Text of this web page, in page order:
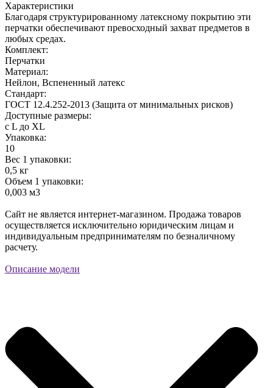
Характеристики
Благодаря структурированному латексному покрытию эти
перчатки обеспечивают превосходный захват предметов в
любых средах.
Комплект:
Перчатки
Материал:
Нейлон, Вспененный латекс
Стандарт:
ГОСТ 12.4.252-2013 (Защита от минимальных рисков)
Доступные размеры:
с L до XL
Упаковка:
10
Вес 1 упаковки:
0,5 кг
Объем 1 упаковки:
0,003 м3
Сайт не является интернет-магазином. Продажа товаров
осуществляется исключительно юридическим лицам и
индивидуальным предпринимателям по безналичному
расчету.
Описание модели